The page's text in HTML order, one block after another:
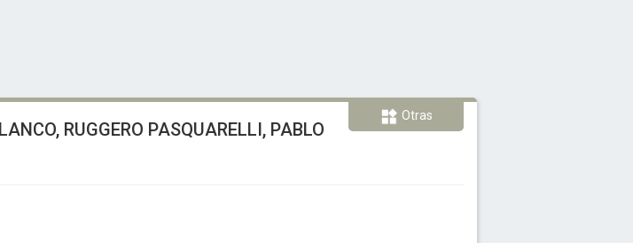
Otras
RUGGERO PASQUARELLI, PABLO